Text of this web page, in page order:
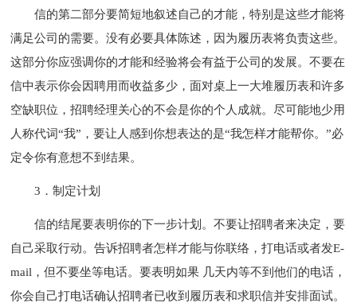
信的第二部分要简短地叙述自己的才能，特别是这些才能将
满足公司的需要。没有必要具体陈述，因为履历表将负责这些。
这部分你应强调你的才能和经验将会有益于公司的发展。不要在
信中表示你会因聘用而收益多少，面对桌上一大堆履历表和许多
空缺职位，招聘经理关心的不会是你的个人成就。尽可能地少用
人称代词“我”，要让人感到你想表达的是“我怎样才能帮你。”必
定令你有意想不到结果。
3．制定计划
信的结尾要表明你的下一步计划。不要让招聘者来决定，要
自己采取行动。告诉招聘者怎样才能与你联络，打电话或者发E-
mail，但不要坐等电话。要表明如果 几天内等不到他们的电话，
你会自己打电话确认招聘者已收到履历表和求职信并安排面试。